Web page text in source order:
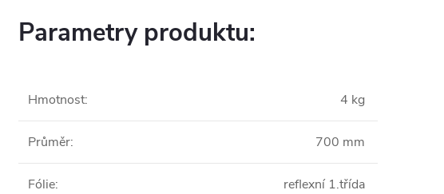
Parametry produktu:
Hmotnost: 4 kg
Průměr: 700 mm
Fólie: reflexní 1.třída